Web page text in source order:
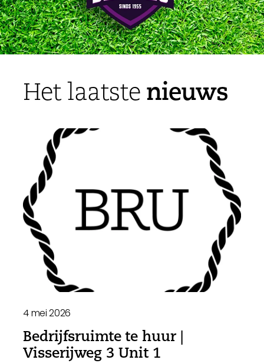
Het laatste nieuws
4 mei 2026
Bedrijfsruimte te huur |
Visserijweg 3 Unit 1